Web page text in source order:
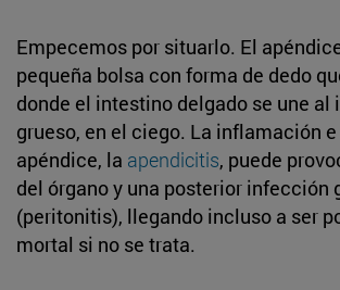
Empecemos por situarlo. El
pequeña bolsa con forma de dedo
donde el intestino delgado se une al
grueso, en el ciego. La inflamación
apéndice, la apendicitis, puede
del órgano y una posterior infección
(peritonitis), llegando incluso a ser
mortal si no se trata.